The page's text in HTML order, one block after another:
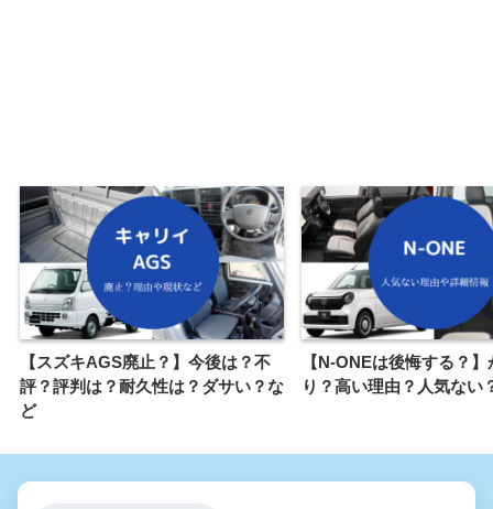
【スズキAGS廃止？】今後は？不
評？評判は？耐久性は？ダサい？な
ど
【N-ONEは後悔する？
り？高い理由？人気ない